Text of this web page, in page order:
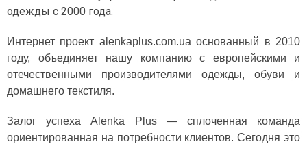
ЯКЕ ПОСТІЙНО ДИВУЄ: ЯК ОДЯГАТИСЯ,
ЗРАНКУ СПЕКА, А ВВЕЧЕРІ ВЖЕ ХОЧЕТЬСЯ
літа погода ніби вирішила перевірити всіх на
далі →
СПІДНИЦЕЮ: ЩО ОБРАТИ
Літо — це час, коли
Читати далі →
одежды с 2000 года.
Интернет проект alenkaplus.com.ua основанный в 2010
году, объединяет нашу компанию с европейскими и
отечественными производителями одежды, обуви и
домашнего текстиля.
Залог успеха Alenka Plus — сплоченная команда
ориентированная на потребности клиентов. Сегодня это